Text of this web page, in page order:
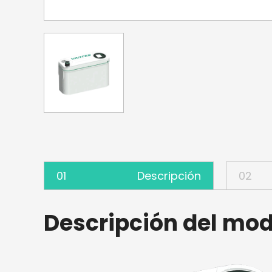
01 Descripción 02
Descripción del